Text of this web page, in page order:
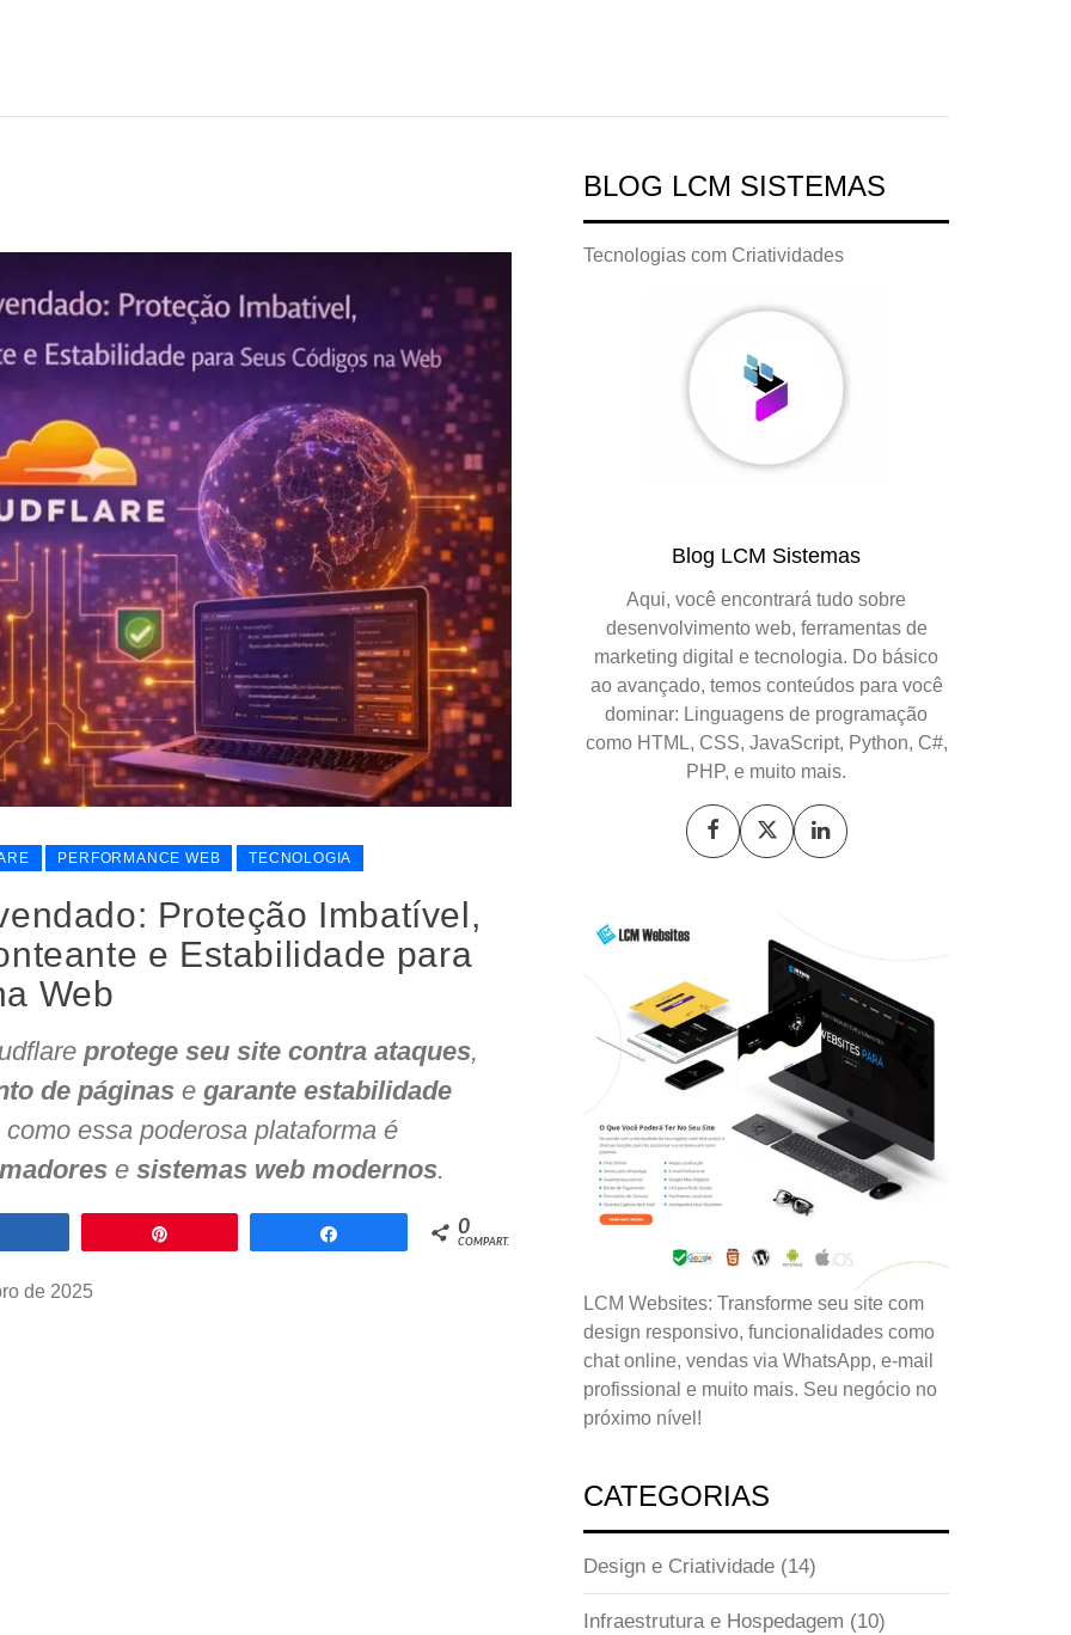
PERFORMANCE WEB TECNOLOGIA
Proteção Imbatível,
e Estabilidade para
Web
protege seu site contra ataques,
de páginas e garante estabilidade
essa poderosa plataforma é
e sistemas web modernos.
Compartilhar 0
COMPART.
de 2025
BLOG LCM SISTEMAS
Tecnologias com Criatividades
Blog LCM Sistemas
Aqui, você encontrará tudo sobre
desenvolvimento web, ferramentas de
marketing digital e tecnologia. Do básico
ao avançado, temos conteúdos para você
dominar: Linguagens de programação
como HTML, CSS, JavaScript, Python, C#,
PHP, e muito mais.
LCM Websites: Transforme seu site com
design responsivo, funcionalidades como
chat online, vendas via WhatsApp, e-mail
profissional e muito mais. Seu negócio no
próximo nível!
CATEGORIAS
Design e Criatividade (14)
Infraestrutura e Hospedagem (10)